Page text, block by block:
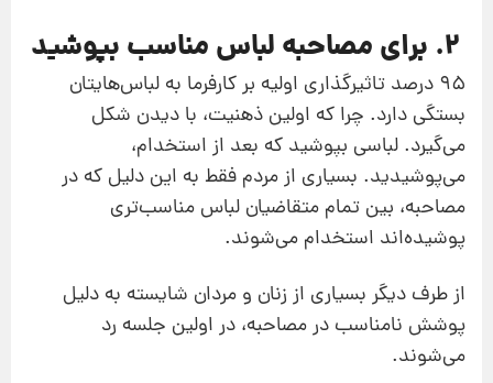
95 درصد تاثیرگذاری اولیه بر کارفرما به لباس‌هایتان
بستگی دارد. چرا که اولین ذهنیت، با دیدن شکل
می‌گیرد. لباسی بپوشید که بعد از استخدام،
می‌پوشیدید. بسیاری از مردم فقط به این دلیل که در
مصاحبه، بین تمام متقاضیان لباس مناسب‌تری
پوشیده‌اند استخدام می‌شوند.
از طرف دیگر بسیاری از زنان و مردان شایسته به دلیل
پوشش نامناسب در مصاحبه، در اولین جلسه رد
می‌شوند.